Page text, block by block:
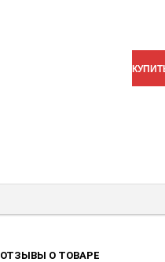
ОТЗЫВЫ О ТОВАРЕ